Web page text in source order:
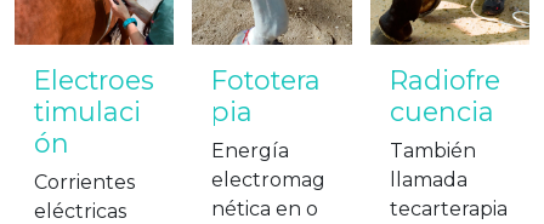
Electroes
timulaci
ón
Corrientes
eléctricas
Fototera
pia
Energía
electromag
nética en o
Radiofre
cuencia
También
llamada
tecarterapia